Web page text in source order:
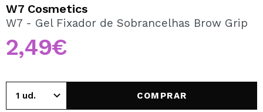
Ao criar uma conta no Maquibeauty.pt pode fazer as suas
compras rapidamente, verificar o estado das suas
encomendas e consultar as suas operações anteriores.
CRIAR CONTA
W7 Cosmetics
W7 - Gel Fixador de Sobrancelhas Brow Grip
2,49€
COMPRAR